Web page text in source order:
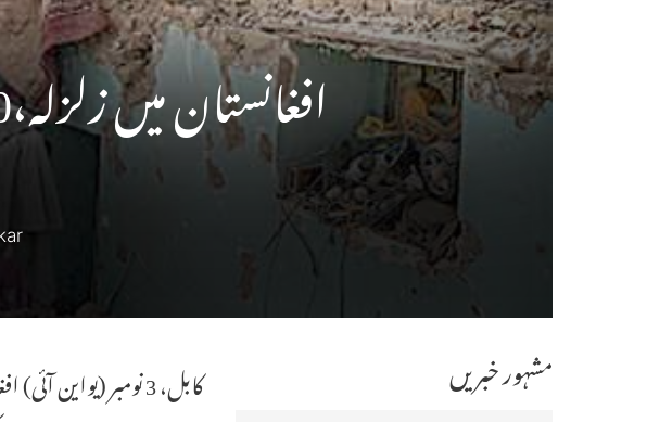
افغانستان میں زلزلہ،20افراد ہلاک، 320سے زائد زخمی
مشہور خبریں